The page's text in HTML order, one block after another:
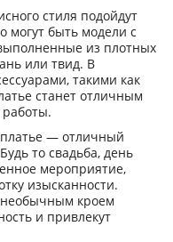
стиля подойдут
могут быть модели с
из плотных
или твид. В
такими как
станет отличным
— отличный
то свадьба, день
мероприятие,
изысканности.
кроем
и привлекут